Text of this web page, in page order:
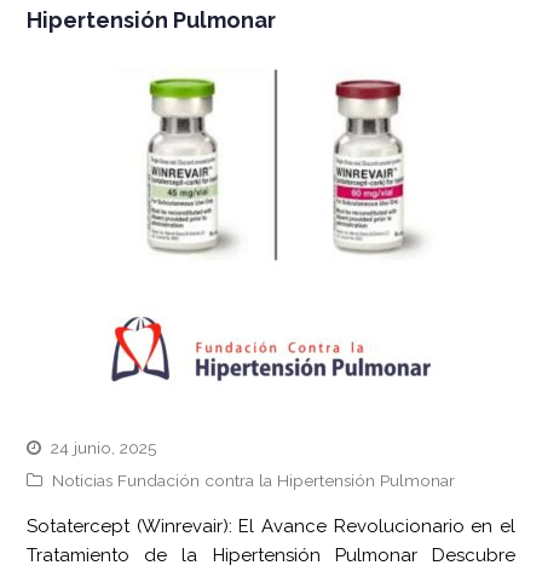
Hipertensión Pulmonar
24 junio, 2025
Noticias Fundación contra la Hipertensión Pulmonar
Sotatercept (Winrevair): El Avance Revolucionario en el
Tratamiento de la Hipertensión Pulmonar Descubre